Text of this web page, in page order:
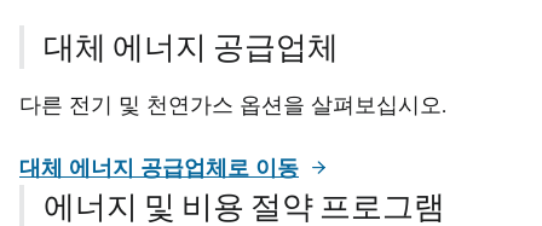
대체 에너지 공급업체
다른 전기 및 천연가스 옵션을 살펴보십시오.
대체 에너지 공급업체로 이동
에너지 및 비용 절약 프로그램